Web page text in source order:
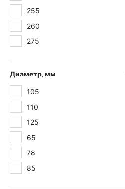
255
260
275
Диаметр, мм
105
110
125
65
78
85